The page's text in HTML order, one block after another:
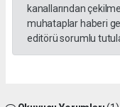
kanallarından
muhataplar haberi
editörü sorumlu